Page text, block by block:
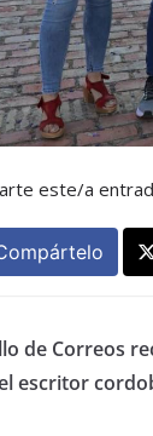
este/a
de Correos
escritor